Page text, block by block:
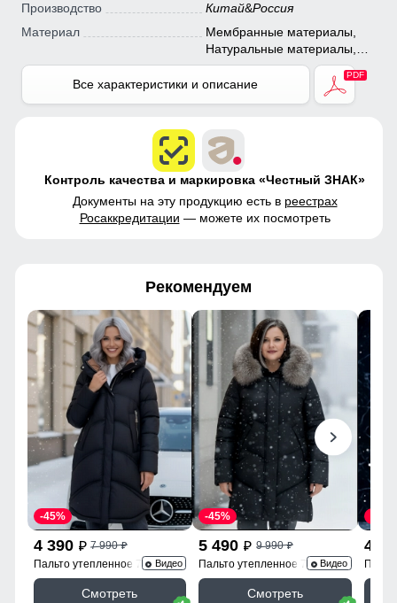
Производство
Китай&Россия
Материал
Мембранные материалы,
Натуральные материалы,
Полиэстер, Плащевка,
Тефлон, Ткань, Экологичные
Все характеристики и описание
Контроль качества и маркировка «Честный ЗНАК»
Документы на эту продукцию есть в реестрах
Росаккредитации — можете их посмотреть
Рекомендуем
4 390 p 7 990p
-45%
Пальто утепленное 7747Ch
Видео
Смотреть
5 490 p 9 990p
-45%
Пальто утепленное 7745Ch
Видео
Смотреть
4